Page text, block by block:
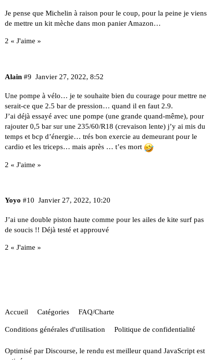
Je pense que Michelin à raison pour le coup, pour la peine je viens
de mettre un kit mèche dans mon panier Amazon…
2 « J'aime »
Alain Janvier 27, 2022, 8:52
#9
Une pompe à vélo… je te souhaite bien du courage pour mettre ne
serait-ce que 2.5 bar de pression… quand il en faut 2.9.
J’ai déjà essayé avec une pompe (une grande quand-même), pour
rajouter 0,5 bar sur une 235/60/R18 (crevaison lente) j’y ai mis du
temps et bcp d’énergie… trés bon exercie au demeurant pour le
cardio et les triceps… mais après … t’es mort
2 « J'aime »
Yoyo Janvier 27, 2022, 10:20
#10
J’ai une double piston haute comme pour les ailes de kite surf pas
de soucis !! Déjà testé et approuvé
2 « J'aime »
Accueil Catégories FAQ/Charte
Conditions générales d'utilisation Politique de confidentialité
Optimisé par Discourse, le rendu est meilleur quand JavaScript est